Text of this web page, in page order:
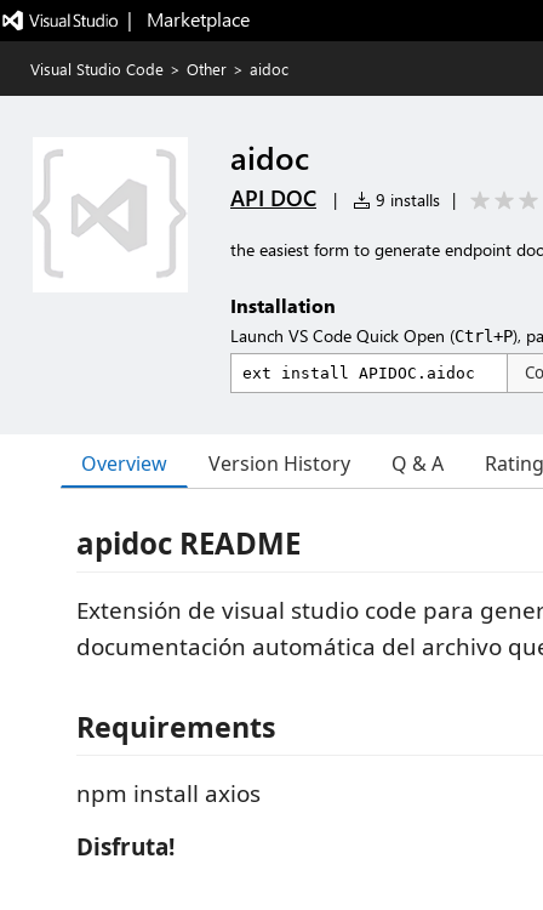
|   Marketplace
Visual Studio Code > Other > aidoc
aidoc
API DOC | 9 installs |
the easiest form to generate endpoint
Installation
Launch VS Code Quick Open (Ctrl+P),
Overview Version History Q & A
apidoc README
Extensión de visual studio code para
documentación automática del archivo
Requirements
npm install axios
Disfruta!